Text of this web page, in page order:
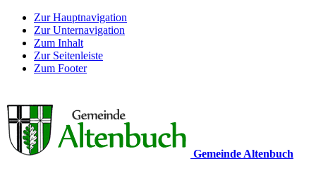
Zur Hauptnavigation
Zur Unternavigation
Zum Inhalt
Zur Seitenleiste
Zum Footer
Gemeinde Altenbuch